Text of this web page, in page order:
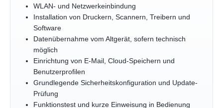
WLAN- und Netzwerkeinbindung
Installation von Druckern, Scannern, Treibern und
Software
Datenübernahme vom Altgerät, sofern technisch
möglich
Einrichtung von E-Mail, Cloud-Speichern und
Benutzerprofilen
Grundlegende Sicherheitskonfiguration und Update-
Prüfung
Funktionstest und kurze Einweisung in Bedienung